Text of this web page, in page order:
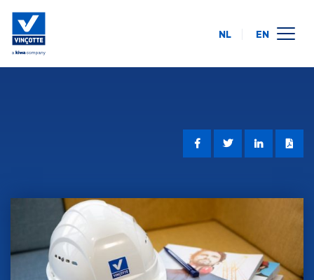
calendrier des formations
contact
NL EN